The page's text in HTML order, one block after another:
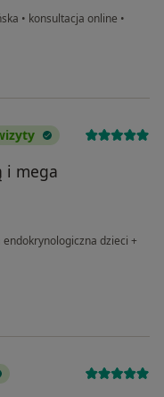
• konsultacja online •
i mega
endokrynologiczna dzieci +